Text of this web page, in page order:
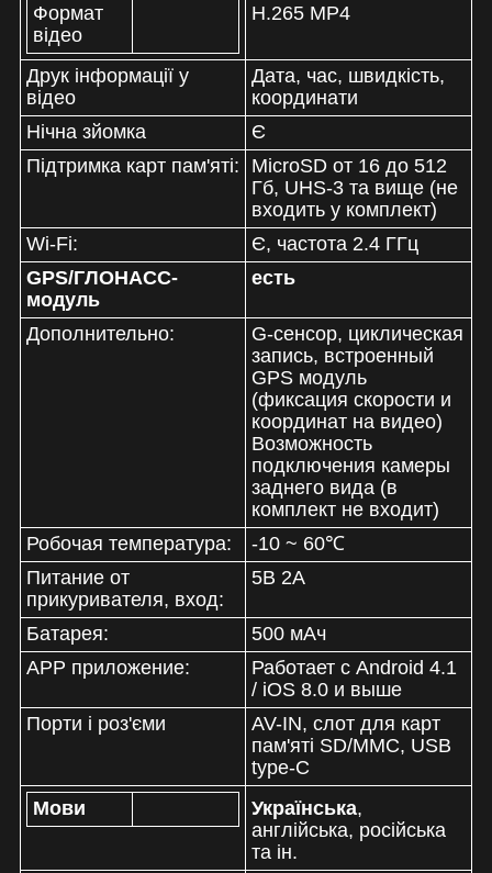
Формат
відео
H.265 MP4
Друк інформації у
відео
Дата, час, швидкість,
координати
Нічна зйомка
Є
Підтримка карт пам'яті:
MicroSD от 16 до 512
Гб, UHS-3 та вище (не
входить у комплект)
Wi-Fi:
Є, частота 2.4 ГГц
GPS/ГЛОНАСС-
модуль
есть
Дополнительно:
G-сенсор, циклическая
запись, встроенный
GPS модуль
(фиксация скорости и
координат на видео)
Возможность
подключения камеры
заднего вида (в
комплект не входит)
Робочая температура:
-10 ~ 60℃
Питание от
прикуривателя, вход:
5В 2A
Батарея:
500 мАч
APP приложение:
Работает с Android 4.1
/ iOS 8.0 и выше
Порти і роз'єми
AV-IN, слот для карт
пам'яті SD/MMC, USB
type-C
Мови
Українська,
англійська, російська
та ін.